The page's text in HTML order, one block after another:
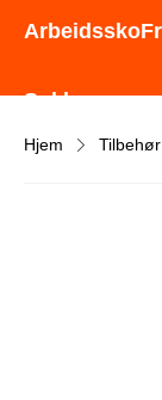
Godt
Arbeidssko
Sokker
Hjem Tilbehør